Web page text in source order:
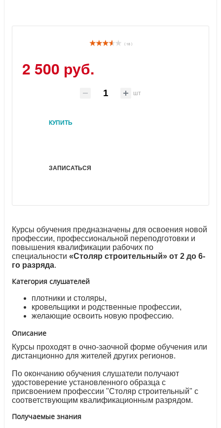
( 18 )
2 500 руб.
шт
КУПИТЬ
ЗАПИСАТЬСЯ
Курсы обучения предназначены для освоения новой
профессии, профессиональной переподготовки и
повышения квалификации рабочих по
специальности «Столяр строительный» от 2 до 6-
го разряда.
Категория слушателей
плотники и столяры,
кровельщики и родственные профессии,
желающие освоить новую профессию.
Описание
Курсы проходят в очно-заочной форме обучения или
дистанционно для жителей других регионов.
По окончанию обучения слушатели получают
удостоверение установленного образца с
присвоением профессии "Столяр строительный" с
соответствующим квалификационным разрядом.
Получаемые знания